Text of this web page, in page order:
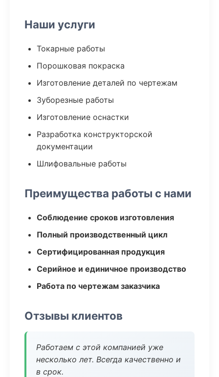
Наши услуги
Токарные работы
Порошковая покраска
Изготовление деталей по чертежам
Зуборезные работы
Изготовление оснастки
Разработка конструкторской
документации
Шлифовальные работы
Преимущества работы с нами
Соблюдение сроков изготовления
Полный производственный цикл
Сертифицированная продукция
Серийное и единичное производство
Работа по чертежам заказчика
Отзывы клиентов
Работаем с этой компанией уже
несколько лет. Всегда качественно и
в срок.